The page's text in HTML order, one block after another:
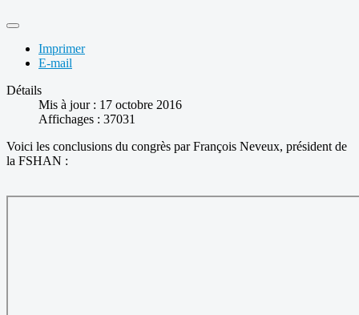
Imprimer
E-mail
Détails
Mis à jour : 17 octobre 2016
Affichages : 37031
Voici les conclusions du congrès par François Neveux, président de
la FSHAN :